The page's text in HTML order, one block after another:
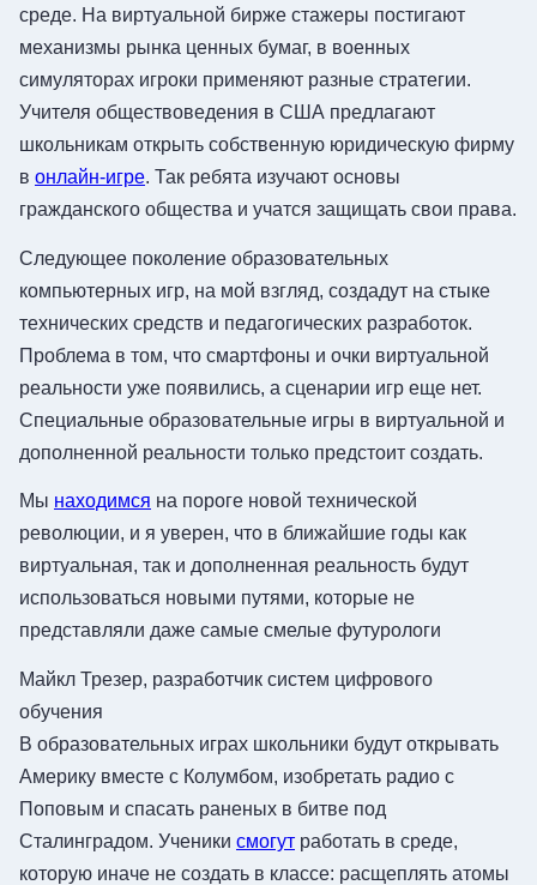
среде. На виртуальной бирже стажеры постигают
механизмы рынка ценных бумаг, в военных
симуляторах игроки применяют разные стратегии.
Учителя обществоведения в США предлагают
школьникам открыть собственную юридическую фирму
в онлайн-игре. Так ребята изучают основы
гражданского общества и учатся защищать свои права.
Следующее поколение образовательных
компьютерных игр, на мой взгляд, создадут на стыке
технических средств и педагогических разработок.
Проблема в том, что смартфоны и очки виртуальной
реальности уже появились, а сценарии игр еще нет.
Специальные образовательные игры в виртуальной и
дополненной реальности только предстоит создать.
Мы находимся на пороге новой технической
революции, и я уверен, что в ближайшие годы как
виртуальная, так и дополненная реальность будут
использоваться новыми путями, которые не
представляли даже самые смелые футурологи
Майкл Трезер, разработчик систем цифрового
обучения
В образовательных играх школьники будут открывать
Америку вместе с Колумбом, изобретать радио с
Поповым и спасать раненых в битве под
Сталинградом. Ученики смогут работать в среде,
которую иначе не создать в классе: расщеплять атомы